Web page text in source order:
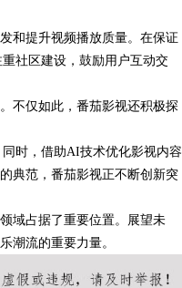
和提升视频播放质量。在保证
社区建设，鼓励用户互动交
不仅如此，番茄影视还积极探
时，借助AI技术优化影视内容
典范，番茄影视正不断创新突
域占据了重要位置。展望未
潮流的重要力量。